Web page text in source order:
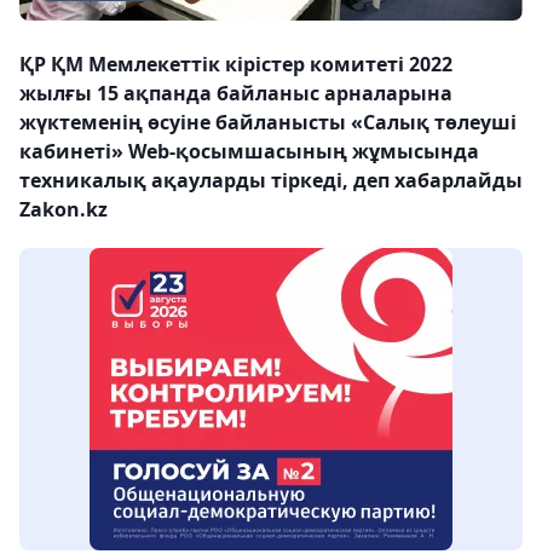
ҚР ҚМ Мемлекеттік кірістер комитеті 2022
жылғы 15 ақпанда байланыс арналарына
жүктеменің өсуіне байланысты «Салық төлеуші
кабинеті» Web-қосымшасының жұмысында
техникалық ақауларды тіркеді, деп хабарлайды
Zakon.kz